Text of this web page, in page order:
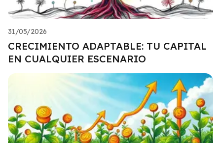
31/05/2026
CRECIMIENTO ADAPTABLE: TU CAPITAL
EN CUALQUIER ESCENARIO